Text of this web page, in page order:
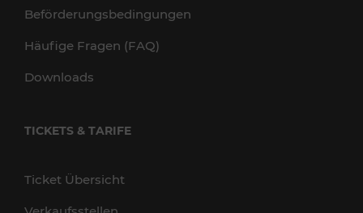
Beförderungsbedingungen
Häufige Fragen (FAQ)
Downloads
TICKETS & TARIFE
Ticket Übersicht